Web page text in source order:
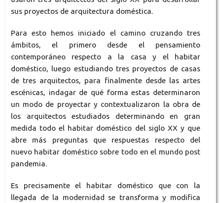
sus proyectos de arquitectura doméstica.
Para esto hemos iniciado el camino cruzando tres
ámbitos, el primero desde el pensamiento
contemporáneo respecto a la casa y el habitar
doméstico, luego estudiando tres proyectos de casas
de tres arquitectos, para finalmente desde las artes
escénicas, indagar de qué forma estas determinaron
un modo de proyectar y contextualizaron la obra de
los arquitectos estudiados determinando en gran
medida todo el habitar doméstico del siglo XX y que
abre más preguntas que respuestas respecto del
nuevo habitar doméstico sobre todo en el mundo post
pandemia.
Es precisamente el habitar doméstico que con la
llegada de la modernidad se transforma y modifica